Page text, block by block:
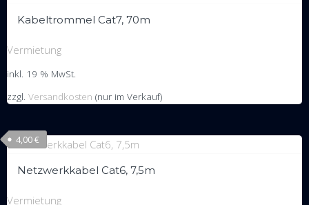
Kabeltrommel Cat7, 70m
Vermietung
inkl. 19 % MwSt.
zzgl. Versandkosten (nur im Verkauf)
Netzwerkkabel Cat6, 7,5m
4,00€
Vermietung